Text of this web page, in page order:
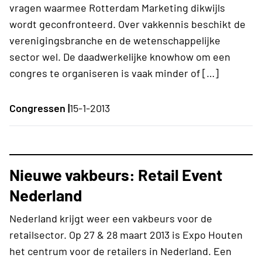
vragen waarmee Rotterdam Marketing dikwijls
wordt geconfronteerd. Over vakkennis beschikt de
verenigingsbranche en de wetenschappelijke
sector wel. De daadwerkelijke knowhow om een
congres te organiseren is vaak minder of […]
Congressen |15-1-2013
Nieuwe vakbeurs: Retail Event
Nederland
Nederland krijgt weer een vakbeurs voor de
retailsector. Op 27 & 28 maart 2013 is Expo Houten
het centrum voor de retailers in Nederland. Een